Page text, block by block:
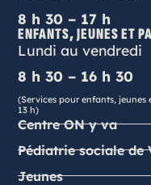
8 h 30 – 17 h
ENFANTS, JEUNES ET
Lundi au vendredi
8 h 30 – 16 h 30
(Services pour enfants, jeunes
13 h)
Centre ON y va
Pédiatrie sociale de
Jeunes